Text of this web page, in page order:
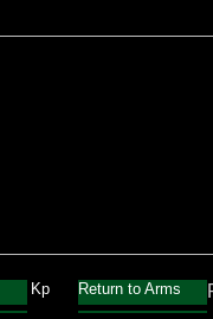
Kp Return to Arms